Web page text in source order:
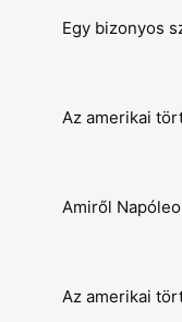
Egy bizonyos
Az amerikai
Amiről
Az amerikai